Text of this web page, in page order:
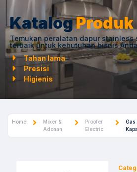
KatalogProduk
Temukan peralatan dapur
terbaik untuk kebutuhan bisnis
Tahan lama
Presisi
Higienis
Home
Mixer &
Adonan
Proofer
Electric
Gas